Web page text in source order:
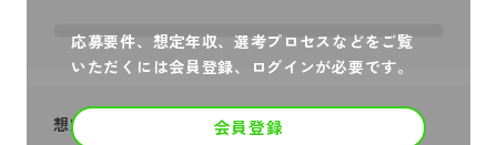
応募要件、想定年収、選考プロセスなどをご覧
いただくには会員登録、ログインが必要です。
会員登録
想定年収